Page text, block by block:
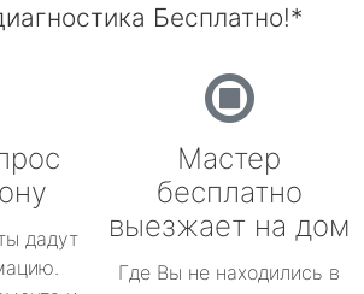
Бесплатно!*
дадут
Мастер
бесплатно
выезжает на дом
Где Вы не находились в